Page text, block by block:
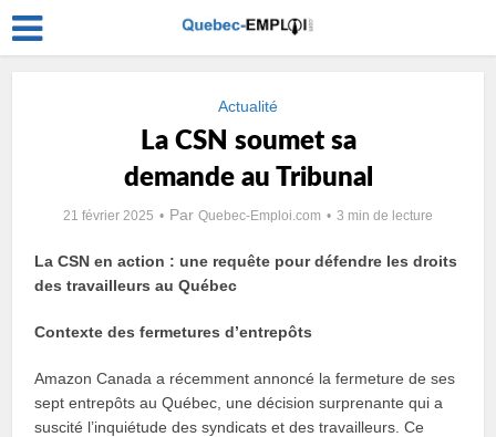
Actualité
La CSN soumet sa
demande au Tribunal
21 février 2025 Par Quebec-Emploi.com 3 min de lecture
La CSN en action : une requête pour défendre les droits
des travailleurs au Québec
Contexte des fermetures d’entrepôts
Amazon Canada a récemment annoncé la fermeture de ses
sept entrepôts au Québec, une décision surprenante qui a
suscité l’inquiétude des syndicats et des travailleurs. Ce